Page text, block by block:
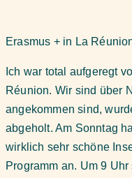
Erasmus + in La
Ich war total aufgeregt
Réunion. Wir sind über
angekommen sind,
abgeholt. Am Sonntag
wirklich sehr schöne
Programm an. Um 9